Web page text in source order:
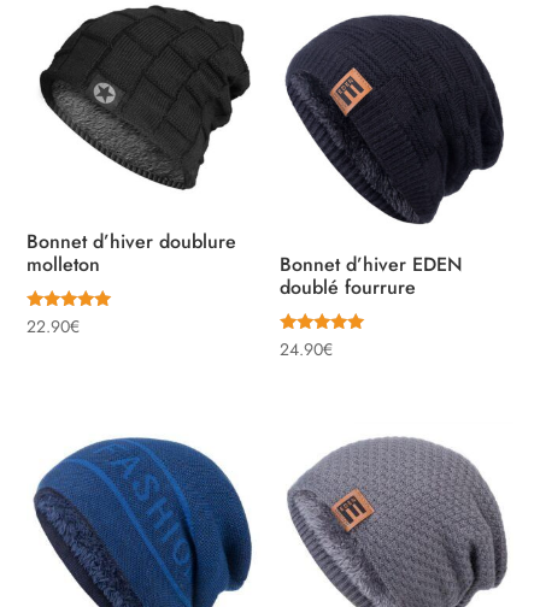
Bonnet d’hiver doublure
molleton
Note
5.00
22.90€
Bonnet d’hiver EDEN
doublé fourrure
Note
5.00
24.90€